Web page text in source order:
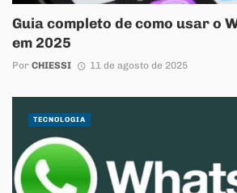
Guia completo de como usar o
em 2025
Por CHIESSI 11 de agosto de 2025
TECNOLOGIA